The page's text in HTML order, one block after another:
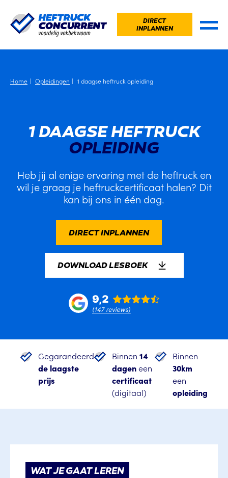
DIRECT
INPLANNEN
Home Opleidingen 1 daagse heftruck opleiding
1 DAAGSE HEFTRUCK
OPLEIDING
Heb jij al enige ervaring met de heftruck en
wil je graag je heftruckcertificaat halen? Dit
kan bij ons in één dag.
DIRECT INPLANNEN
DOWNLOAD LESBOEK
Gegarandeerd
de laagste
prijs
Binnen 14
dageneen
certificaat
(digitaal)
Binnen
30km
een
opleiding
WAT JE GAAT LEREN